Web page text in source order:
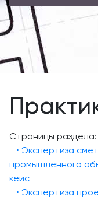
Страницы раздела:
• Экспертиза
промышленного
кейс
• Экспертиза